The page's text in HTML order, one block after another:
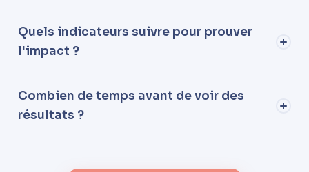
Quels indicateurs suivre pour prouver
l'impact ?
Combien de temps avant de voir des
résultats ?